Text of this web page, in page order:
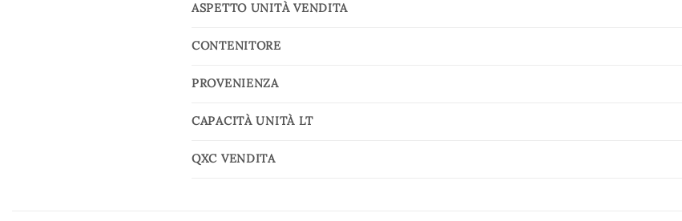
ASPETTO UNITÀ VENDITA
CONTENITORE
PROVENIENZA
CAPACITÀ UNITÀ LT
QXC VENDITA